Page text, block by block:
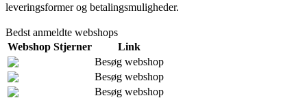
leveringsformer og betalingsmuligheder.
Bedst anmeldte webshops
Webshop Stjerner
Link
Besøg webshop
Besøg webshop
Besøg webshop